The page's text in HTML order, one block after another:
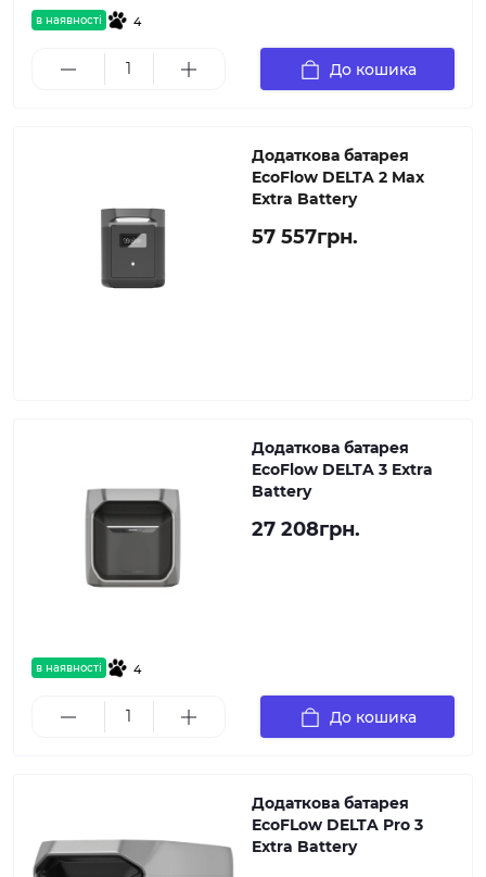
в наявності 4
До кошика
Додаткова батарея
EcoFlow DELTA 2 Max
Extra Battery
57 557грн.
в наявності 4
Додаткова батарея
EcoFlow DELTA 3 Extra
Battery
27 208грн.
До кошика
Додаткова батарея
EcoFLow DELTA Pro 3
Extra Battery